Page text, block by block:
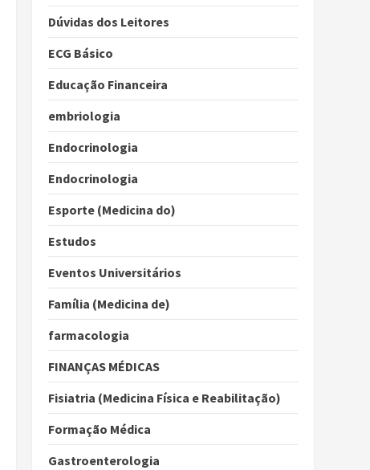
Dúvidas dos Leitores
ECG Básico
Educação Financeira
embriologia
Endocrinologia
Endocrinologia
Esporte (Medicina do)
Estudos
Eventos Universitários
Família (Medicina de)
farmacologia
FINANÇAS MÉDICAS
Fisiatria (Medicina Física e Reabilitação)
Formação Médica
Gastroenterologia